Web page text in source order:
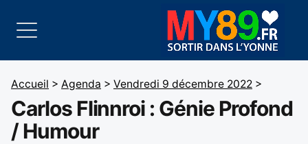
Accueil > Agenda > Vendredi 9 décembre 2022 >
Carlos Flinnroi : Génie Profond
/ Humour